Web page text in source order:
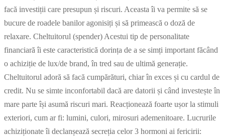
facă investiții care presupun și riscuri. Aceasta îi va permite să se
bucure de roadele banilor agonisiți și să primească o doză de
relaxare. Cheltuitorul (spender) Acestui tip de personalitate
financiară îi este caracteristică dorința de a se simți important făcând
o achiziție de lux/de brand, în tred sau de ultimă generație.
Cheltuitorul adoră să facă cumpărături, chiar în exces și cu cardul de
credit. Nu se simte inconfortabil dacă are datorii și când investește în
mare parte își asumă riscuri mari. Reacționează foarte ușor la stimuli
exteriori, cum ar fi: lumini, culori, mirosuri ademenitoare. Lucrurile
achiziționate îi declanșează secreția celor 3 hormoni ai fericirii: